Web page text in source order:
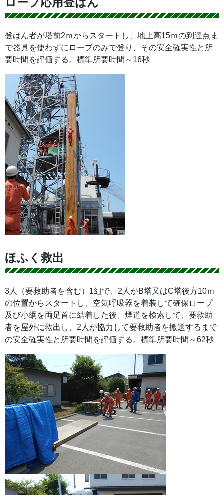
登はん者が塔前2ｍからスタートし、地上高15ｍの到達点ま
で器具を使わずにロープのみで登り、その安全確実性と所
要時間を評価する。標準所要時間～16秒
ほふく救出
3人（要救助者を含む）1組で、2人がB塔又はC塔後方10ｍ
の位置からスタートし、空気呼吸器を着装して確保ロープ
及び小綱を両足首に結着した後、煙道を検索して、要救助
者を屋外に救出し、2人が協力して要救助者を搬送するまで
の安全確実性と所要時間を評価する。標準所要時間～62秒